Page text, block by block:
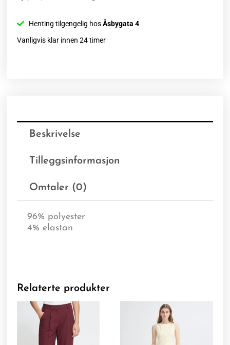
Henting tilgengelig hosÅsbygata 4
Vanligvis klar innen 24 timer
Beskrivelse
Tilleggsinformasjon
Omtaler (0)
96% polyester
4% elastan
Relaterte produkter